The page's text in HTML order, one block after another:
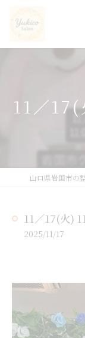
11／
11／17(火)
2025/11/17